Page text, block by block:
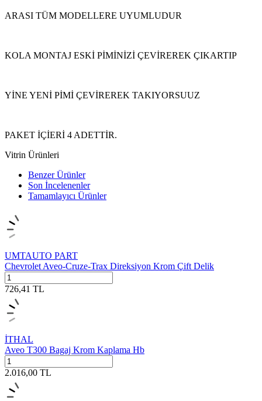
ARASI TÜM MODELLERE UYUMLUDUR
KOLA MONTAJ ESKİ PİMİNİZİ ÇEVİREREK ÇIKARTIP
YİNE YENİ PİMİ ÇEVİREREK TAKIYORSUUZ
PAKET İÇİERİ 4 ADETTİR.
Vitrin Ürünleri
Benzer Ürünler
Son İncelenenler
Tamamlayıcı Ürünler
UMTAUTO PART
Chevrolet Aveo-Cruze-Trax Direksiyon Krom Çift Delik
726,41 TL
İTHAL
Aveo T300 Bagaj Krom Kaplama Hb
2.016,00 TL